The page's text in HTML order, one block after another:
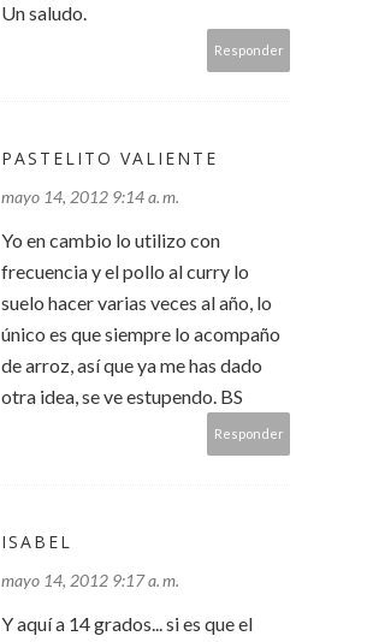
Un saludo.
Responder
PASTELITO VALIENTE
mayo 14, 2012 9:14 a. m.
Yo en cambio lo utilizo con
frecuencia y el pollo al curry lo
suelo hacer varias veces al año, lo
único es que siempre lo acompaño
de arroz, así que ya me has dado
otra idea, se ve estupendo. BS
Responder
ISABEL
mayo 14, 2012 9:17 a. m.
Y aquí a 14 grados... si es que el